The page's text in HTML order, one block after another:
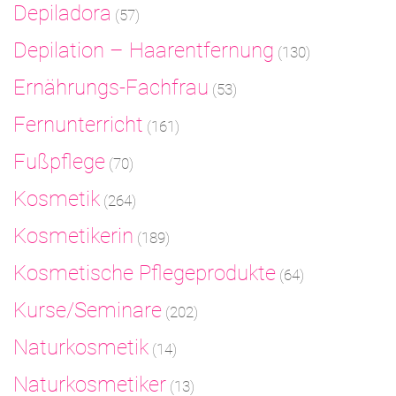
Depiladora (57)
Depilation – Haarentfernung (130)
Ernährungs-Fachfrau (53)
Fernunterricht (161)
Fußpflege (70)
Kosmetik (264)
Kosmetikerin (189)
Kosmetische Pflegeprodukte (64)
Kurse/Seminare (202)
Naturkosmetik (14)
Naturkosmetiker (13)